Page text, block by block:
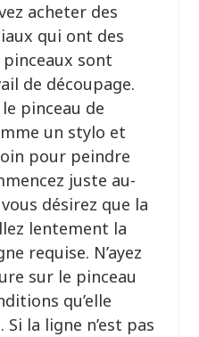
acheter des
qui ont des
pinceaux sont
de découpage.
pinceau de
un stylo et
pour peindre
juste au-
désirez que la
lentement la
requise. N’ayez
sur le pinceau
qu’elle
la ligne n’est pas